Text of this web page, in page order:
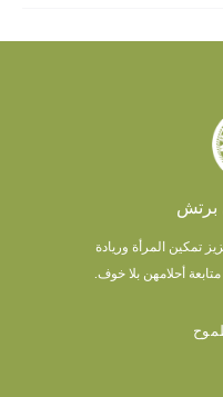
برتش
تمكين المرأة وريادة
أحلامهن بلا خوف.